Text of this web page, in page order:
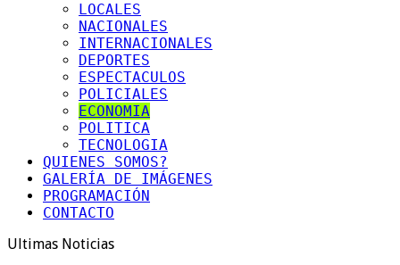
LOCALES
NACIONALES
INTERNACIONALES
DEPORTES
ESPECTACULOS
POLICIALES
ECONOMIA
POLITICA
TECNOLOGIA
QUIENES SOMOS?
GALERÍA DE IMÁGENES
PROGRAMACIÓN
CONTACTO
Ultimas Noticias